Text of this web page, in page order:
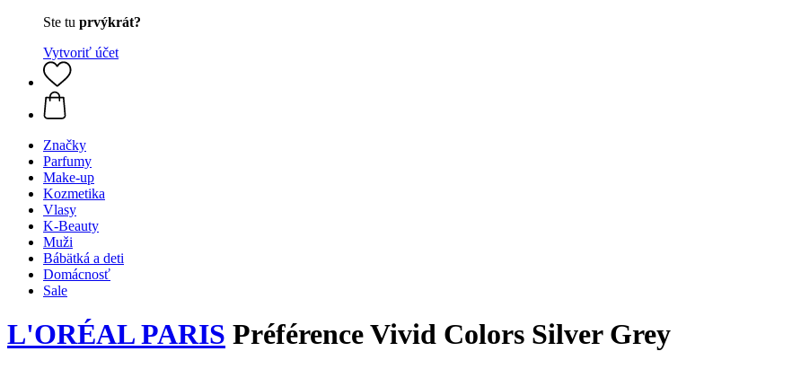
Ste tu prvýkrát?
Vytvoriť účet
Značky
Parfumy
Make-up
Kozmetika
Vlasy
K-Beauty
Muži
Bábätká a deti
Domácnosť
Sale
L'ORÉAL PARIS Préférence Vivid Colors Silver Grey